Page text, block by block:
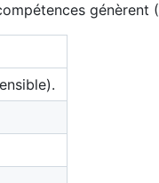
génèrent